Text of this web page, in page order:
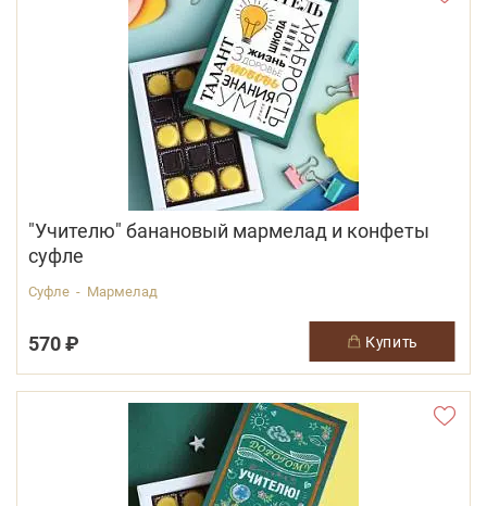
"Учителю" банановый мармелад и конфеты
суфле
Суфле - Мармелад
570 ₽ купить